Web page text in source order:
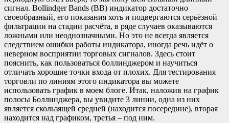
сигнал. Bollindger Bands (BB) индикатор достаточно
своеобразный, его показания хоть и подвергаются серьёзной
фильтрации на стадии расчёта, в ряде случаев оказываются
ложными или неоднозначными. Но это не всегда является
следствием ошибки работы индикатора, иногда речь идёт о
неверном восприятии торговых сигналов. Здесь стоит
пояснить, как пользоваться боллинджером и научиться
отличать хорошие точки входа от плохих. Для тестирования
торговли по линиям этого индикатора вы можете
использовать график в моем блоге. Итак, наложив на график
полосы Боллинджера, вы увидите 3 линии, одна из них
является скользящей средней (находится посередине), вторая
находится над графиком, третья – под ним.